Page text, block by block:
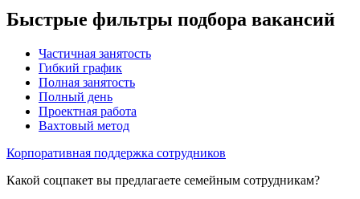
Быстрые фильтры подбора вакансий
Частичная занятость
Гибкий график
Полная занятость
Полный день
Проектная работа
Вахтовый метод
Корпоративная поддержка сотрудников
Какой соцпакет вы предлагаете семейным сотрудникам?